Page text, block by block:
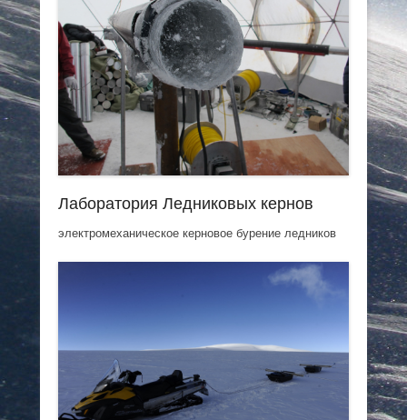
Лаборатория Ледниковых кернов
электромеханическое керновое бурение ледников